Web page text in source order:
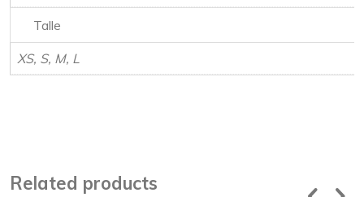
Talle
XS, S, M, L
Related products